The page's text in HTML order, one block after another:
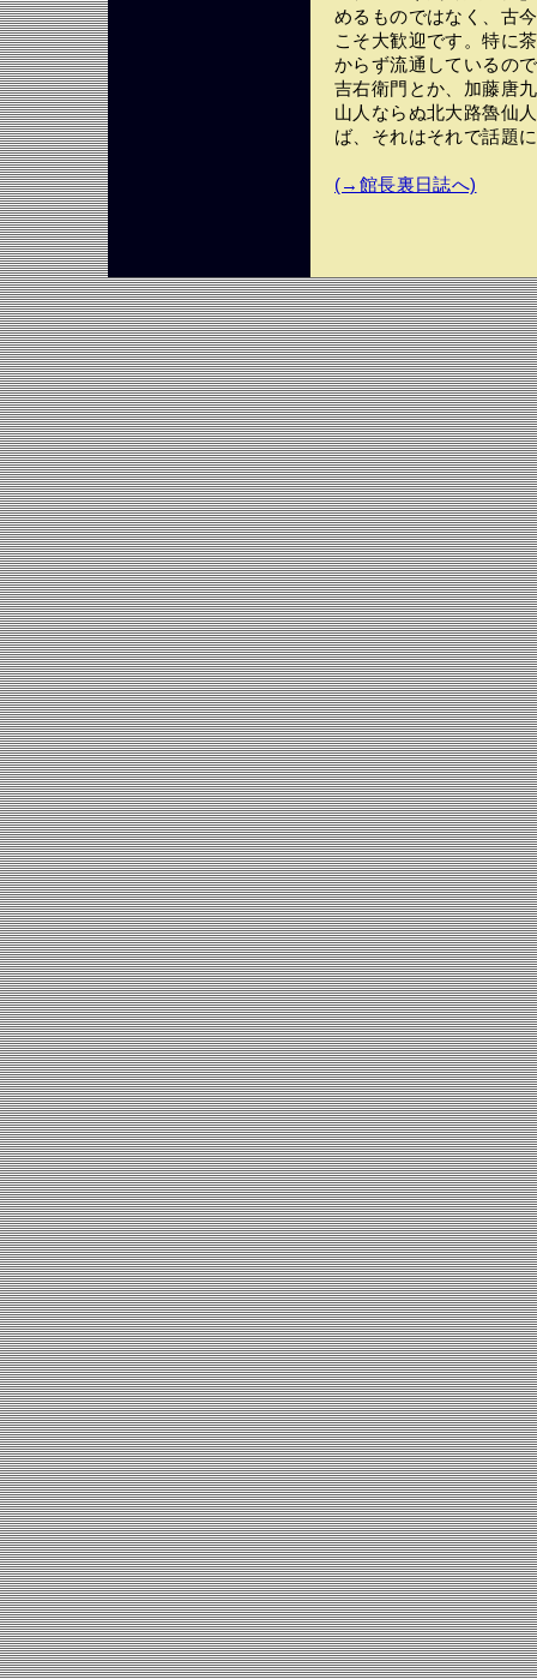
めるものではなく、古
こそ大歓迎です。特に
からず流通しているの
吉右衛門とか、加藤唐
山人ならぬ北大路魯仙
ば、それはそれで話題
(→館長裏日誌へ)